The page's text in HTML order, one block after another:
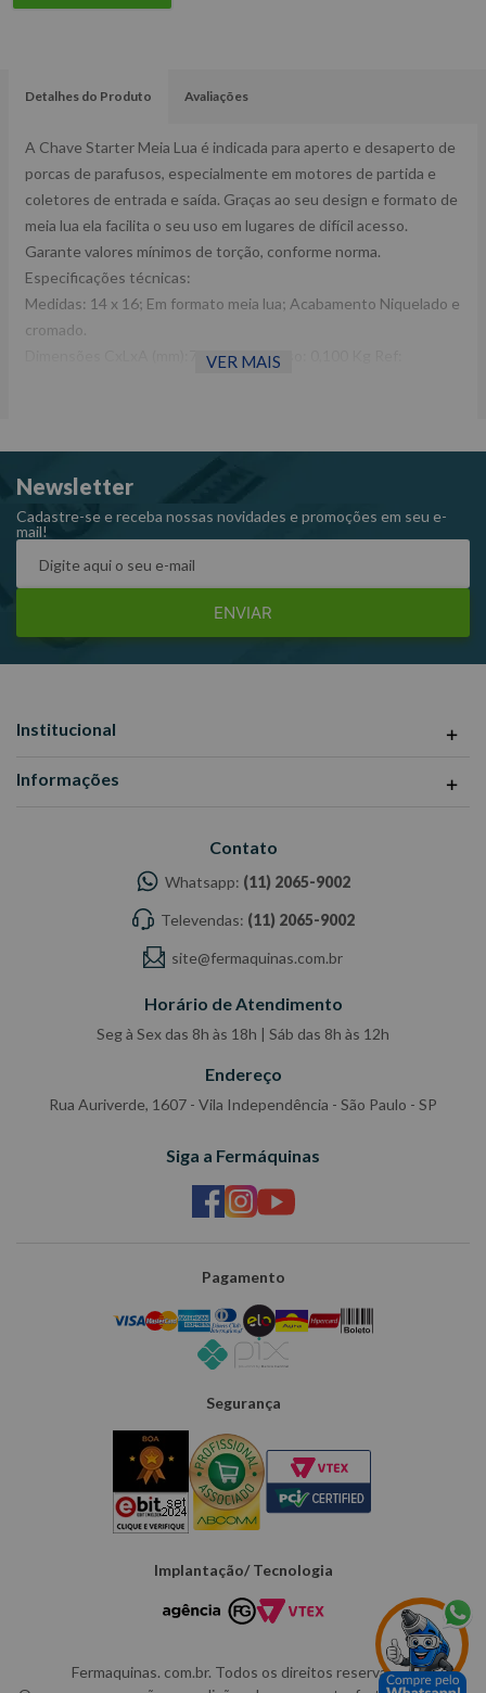
Detalhes do Produto Avaliações
A Chave Starter Meia Lua é indicada para aperto e desaperto de
porcas de parafusos, especialmente em motores de partida e
coletores de entrada e saída. Graças ao seu design e formato de
meia lua ela facilita o seu uso em lugares de difícil acesso.
Garante valores mínimos de torção, conforme norma.
Especificações técnicas:
Medidas: 14 x 16; Em formato meia lua; Acabamento Niquelado e
cromado.
Dimensões CxLxA (mm):70x10x190 Peso: 0,100 Kg Ref:
VER MAIS
Newsletter
Cadastre-se e receba nossas novidades e promoções em seu e-
mail!
ENVIAR
Institucional
Informações
Contato
Whatsapp: (11) 2065-9002
Televendas: (11) 2065-9002
site@fermaquinas.com.br
Horário de Atendimento
Seg à Sex das 8h às 18h | Sáb das 8h às 12h
Endereço
Rua Auriverde, 1607 - Vila Independência - São Paulo - SP
Siga a Fermáquinas
Pagamento
Segurança
Implantação/ Tecnologia
Fermaquinas. com.br. Todos os direitos reservados.